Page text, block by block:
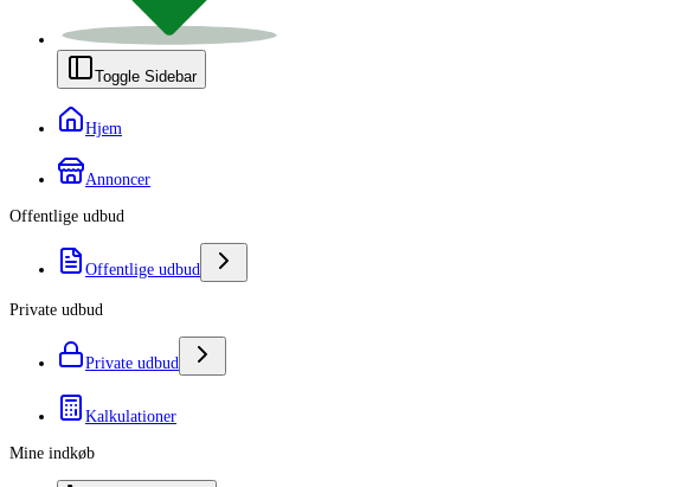
Toggle Sidebar
Hjem
Annoncer
Offentlige udbud
Offentlige udbud
Private udbud
Private udbud
Kalkulationer
Mine indkøb